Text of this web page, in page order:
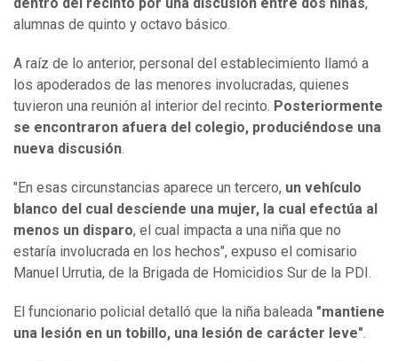
alumnas de quinto y octavo básico.
A raíz de lo anterior, personal del establecimiento llamó a
los apoderados de las menores involucradas, quienes
tuvieron una reunión al interior del recinto. Posteriormente
se encontraron afuera del colegio, produciéndose una
nueva discusión.
"En esas circunstancias aparece un tercero, un vehículo
blanco del cual desciende una mujer, la cual efectúa al
menos un disparo, el cual impacta a una niña que no
estaría involucrada en los hechos", expuso el comisario
Manuel Urrutia, de la Brigada de Homicidios Sur de la PDI.
El funcionario policial detalló que la niña baleada "mantiene
una lesión en un tobillo, una lesión de carácter leve".